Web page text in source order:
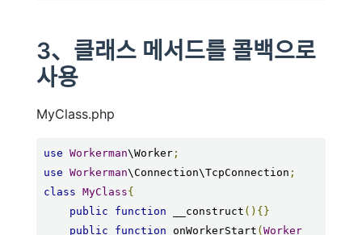
3、클래스 메서드를 콜백으로
사용
MyClass.php
use Workerman\Worker;
use Workerman\Connection\TcpConnection ;
class MyClass{
public
function __construct (){}
public
function onWorkerStart ( Worker